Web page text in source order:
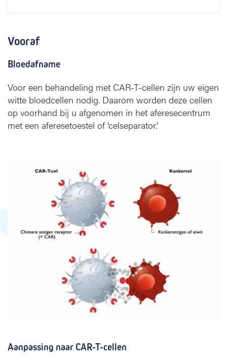
Vooraf
Bloedafname
Voor een behandeling met CAR-T-cellen zijn uw eigen
witte bloedcellen nodig. Daarom worden deze cellen
op voorhand bij u afgenomen in het aferesecentrum
met een aferesetoestel of ‘celseparator’.
Aanpassing naar CAR-T-cellen